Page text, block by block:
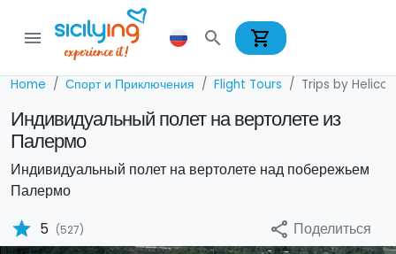
menu search shopping_cart
Home Спорт и Приключения Flight Tours Trips by
Индивидуальный полет на вертолете из
Палермо
Индивидуальный полет на вертолете над побережьем
Палермо
star 5 (527) share Поделиться